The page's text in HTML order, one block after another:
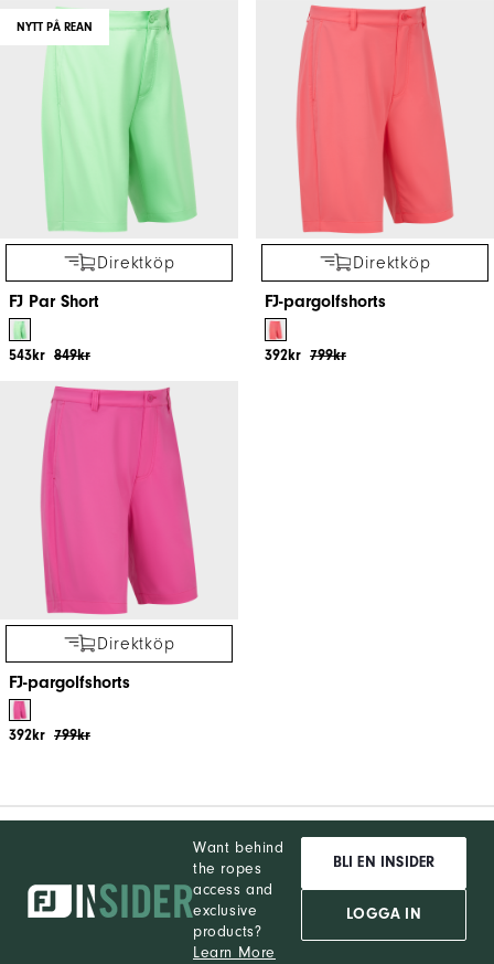
NYTT PÅ REAN
Direktköp
FJ Par Short
849kr
543kr
Direktköp
FJ-pargolfshorts
799kr
392kr
Direktköp
FJ-pargolfshorts
799kr
392kr
Want behind
the ropes
access and
exclusive
products?
Learn More
BLI EN INSIDER
LOGGA IN